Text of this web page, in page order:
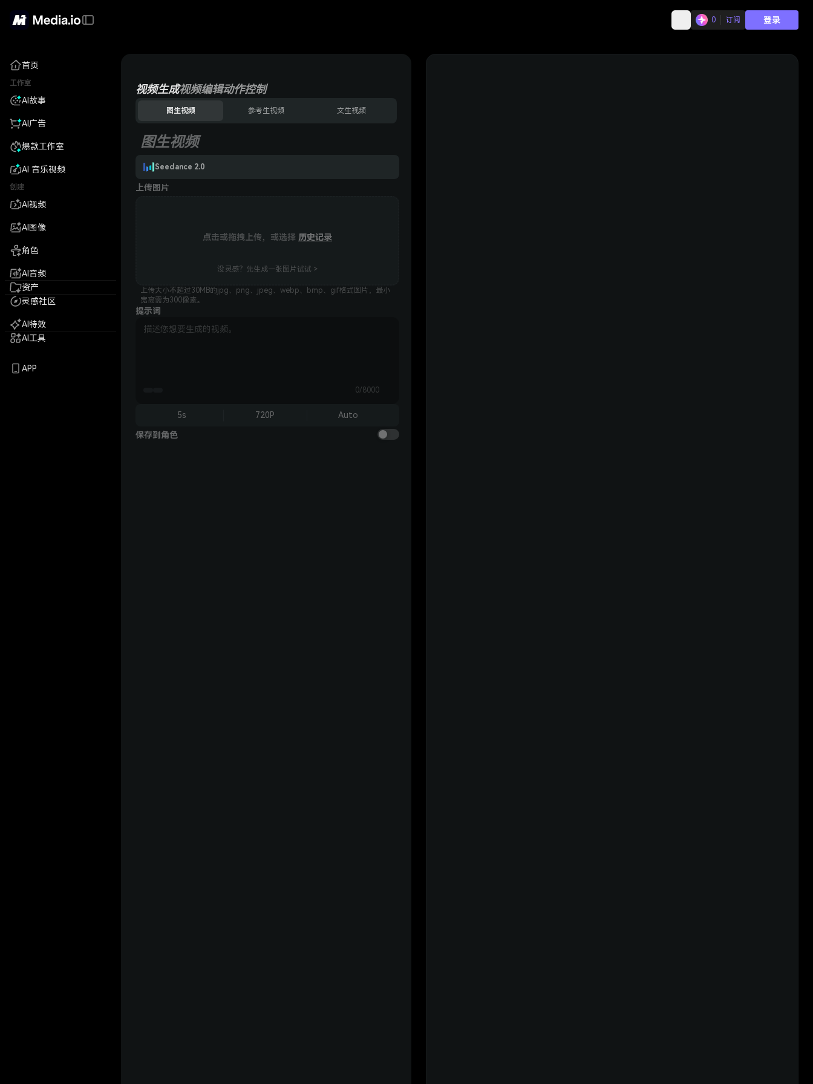
0 订阅 登录
首页
工作室
AI故事
AI广告
爆款工作室
AI 音乐视频
创建
AI视频
AI图像
角色
AI音频
资产
灵感社区
AI特效
AI工具
APP
视频生成视频编辑动作控制
图生视频 参考生视频 文生视频
图生视频
Seedance 2.0
上传图片
点击或拖拽上传，或选择 历史记录
没灵感？先生成一张图片试试 >
上传大小不超过30MB的jpg、png、jpeg、webp、bmp、gif格式图片，最小
宽高需为300像素。
提示词
0/8000
5s 720P Auto
保存到角色